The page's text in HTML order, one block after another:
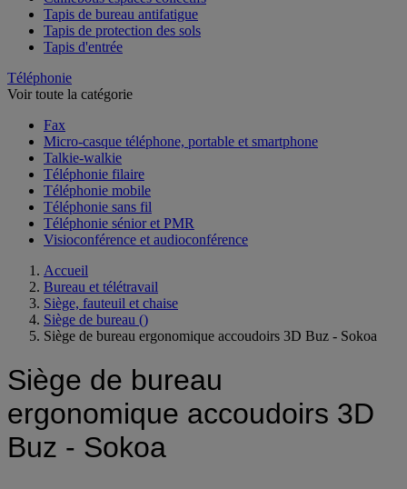
Tapis de bureau antifatigue
Tapis de protection des sols
Tapis d'entrée
Téléphonie
Voir toute la catégorie
Fax
Micro-casque téléphone, portable et smartphone
Talkie-walkie
Téléphonie filaire
Téléphonie mobile
Téléphonie sans fil
Téléphonie sénior et PMR
Visioconférence et audioconférence
Accueil
Bureau et télétravail
Siège, fauteuil et chaise
Siège de bureau ()
Siège de bureau ergonomique accoudoirs 3D Buz - Sokoa
Siège de bureau
ergonomique accoudoirs 3D
Buz - Sokoa